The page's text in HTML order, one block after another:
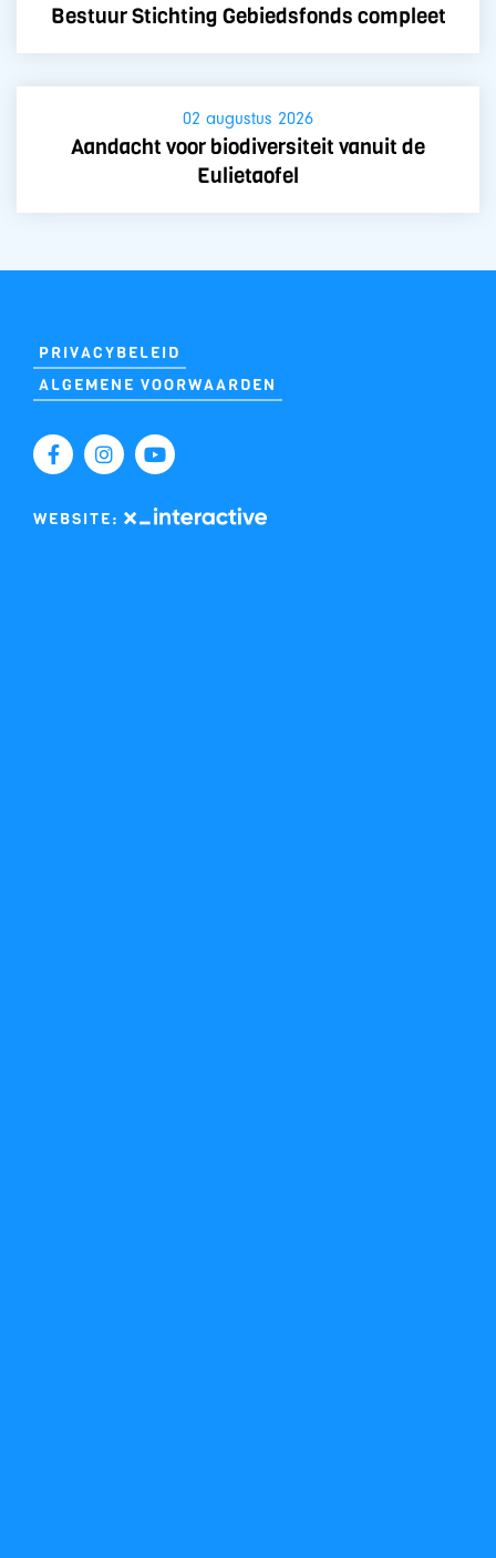
Bestuur Stichting Gebiedsfonds compleet
02 augustus 2026
Aandacht voor biodiversiteit vanuit de
Eulietaofel
PRIVACYBELEID
ALGEMENE VOORWAARDEN
WEBSITE: